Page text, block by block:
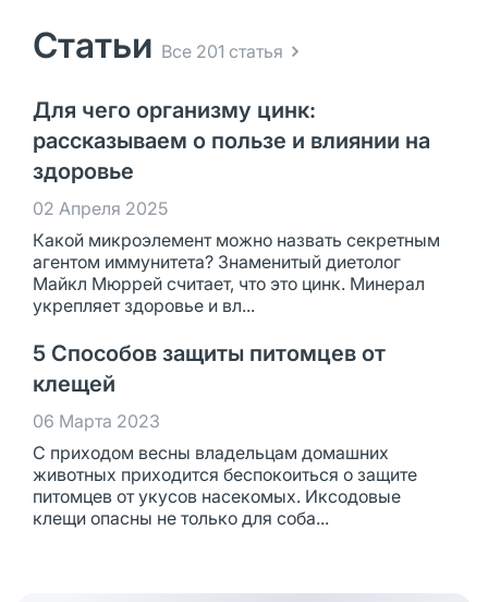
Статьи Все 201 статья
Для чего организму цинк:
рассказываем о пользе и влиянии на
здоровье
02 Апреля 2025
Какой микроэлемент можно назвать секретным
агентом иммунитета? Знаменитый диетолог
Майкл Мюррей считает, что это цинк. Минерал
укрепляет здоровье и вл...
5 Способов защиты питомцев от
клещей
06 Марта 2023
С приходом весны владельцам домашних
животных приходится беспокоиться о защите
питомцев от укусов насекомых. Иксодовые
клещи опасны не только для соба...